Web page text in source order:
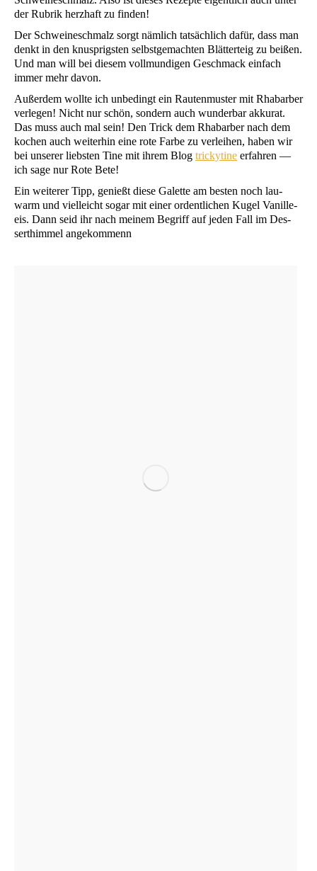
der Rubrik herz­haft zu finden!
Der Schwei­ne­schmalz sorgt näm­lich tat­säch­lich dafür, dass man
denkt in den knusp­rigs­ten selbst­ge­mach­ten Blät­ter­teig zu bei­ßen.
Und man will bei die­sem voll­mun­di­gen Geschmack ein­fach
immer mehr davon.
Außer­dem woll­te ich unbe­dingt ein Rau­ten­mus­ter mit Rha­bar­ber
ver­le­gen! Nicht nur schön, son­dern auch wun­der­bar akku­rat.
Das muss auch mal sein! Den Trick dem Rha­bar­ber nach dem
kochen auch wei­ter­hin eine rote Far­be zu ver­lei­hen, haben wir
bei unse­rer liebs­ten Tine mit ihrem Blog tri­cky­ti­ne erfah­ren —
ich sage nur Rote Bete!
Ein wei­te­rer Tipp, genießt die­se Galet­te am bes­ten noch lau­
warm und viel­leicht sogar mit einer ordent­li­chen Kugel Vanil­le­
eis. Dann seid ihr nach mei­nem Begriff auf jeden Fall im Des­
sert­him­mel angekommenn